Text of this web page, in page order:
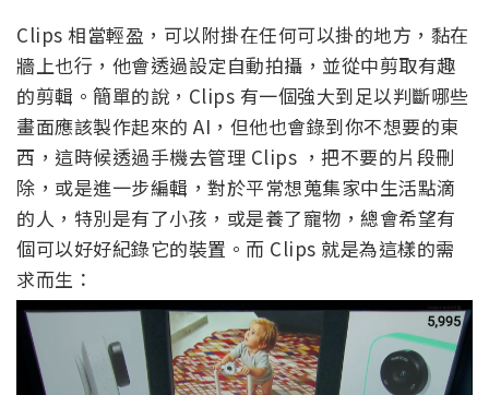
Clips 相當輕盈，可以附掛在任何可以掛的地方，黏在
牆上也行，他會透過設定自動拍攝，並從中剪取有趣
的剪輯。簡單的說，Clips 有一個強大到足以判斷哪些
畫面應該製作起來的 AI，但他也會錄到你不想要的東
西，這時候透過手機去管理 Clips ，把不要的片段刪
除，或是進一步編輯，對於平常想蒐集家中生活點滴
的人，特別是有了小孩，或是養了寵物，總會希望有
個可以好好紀錄它的裝置。而 Clips 就是為這樣的需
求而生：